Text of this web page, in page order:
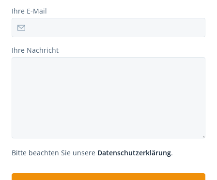
Ihre E-Mail
Ihre Nachricht
Bitte beachten Sie unsere Datenschutzerklärung.